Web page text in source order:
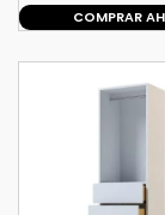
COMPRAR